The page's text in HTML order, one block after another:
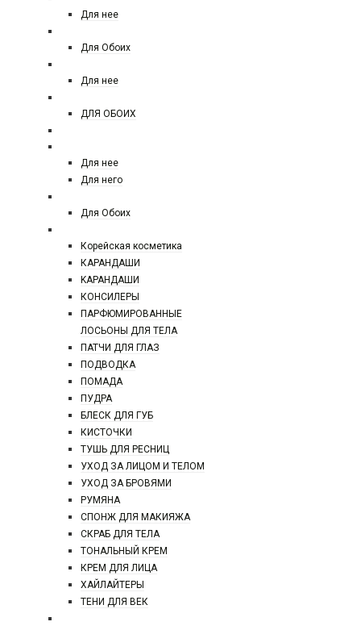
Для нее
Для Обоих
Для нее
ДЛЯ ОБОИХ
Для нее
Для него
Для Обоих
Корейская косметика
КАРАНДAШИ
KAPAHДАШИ
КОНСИЛЕРЫ
ПАРФЮМИРОВАННЫЕ
ЛОСЬОНЫ ДЛЯ ТЕЛА
ПАТЧИ ДЛЯ ГЛАЗ
ПОДВОДКА
ПОМАДА
ПУДРА
БЛЕСК ДЛЯ ГУБ
КИСТОЧКИ
ТУШЬ ДЛЯ РЕСНИЦ
УХОД ЗА ЛИЦОМ И ТЕЛОМ
УХОД ЗА БРОВЯМИ
РУМЯНА
СПОНЖ ДЛЯ МАКИЯЖА
СКРАБ ДЛЯ ТЕЛА
ТОНАЛЬНЫЙ КРЕМ
КРЕМ ДЛЯ ЛИЦА
ХАЙЛАЙТЕРЫ
ТЕНИ ДЛЯ ВЕК